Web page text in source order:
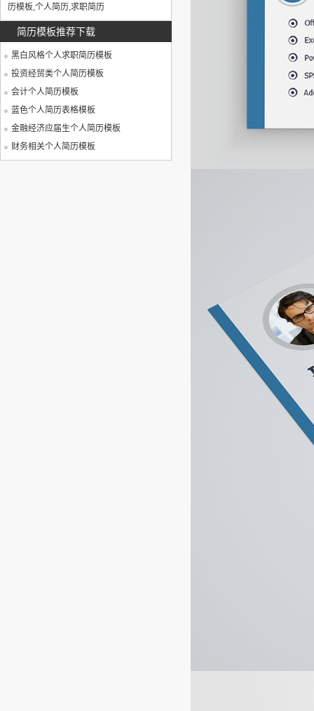
历模板,个人简历,求职简历
简历模板推荐下载
黑白风格个人求职简历模板
投资经贸类个人简历模板
会计个人简历模板
蓝色个人简历表格模板
金融经济应届生个人简历模板
财务相关个人简历模板